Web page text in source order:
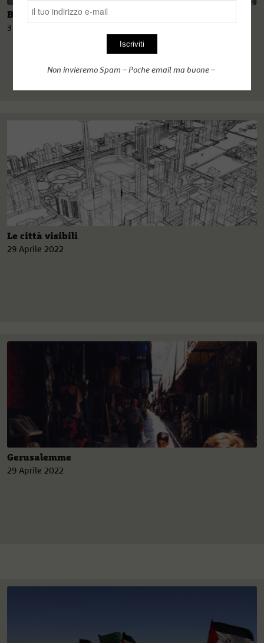
Barriere
3 Maggio 2022
Le città visibili
29 Aprile 2022
Gerusalemme
29 Aprile 2022
Non invieremo Spam – Poche email ma buone –